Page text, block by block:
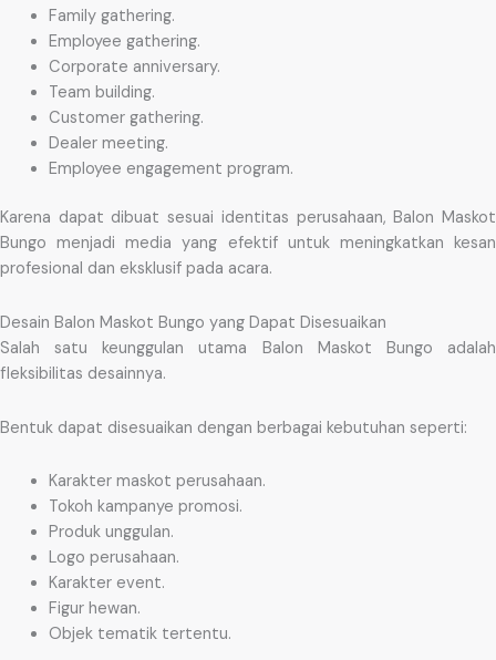
Family gathering.
Employee gathering.
Corporate anniversary.
Team building.
Customer gathering.
Dealer meeting.
Employee engagement program.
Karena dapat dibuat sesuai identitas perusahaan, Balon Maskot
Bungo menjadi media yang efektif untuk meningkatkan kesan
profesional dan eksklusif pada acara.
Desain Balon Maskot Bungo yang Dapat Disesuaikan
Salah satu keunggulan utama Balon Maskot Bungo adalah
fleksibilitas desainnya.
Bentuk dapat disesuaikan dengan berbagai kebutuhan seperti:
Karakter maskot perusahaan.
Tokoh kampanye promosi.
Produk unggulan.
Logo perusahaan.
Karakter event.
Figur hewan.
Objek tematik tertentu.